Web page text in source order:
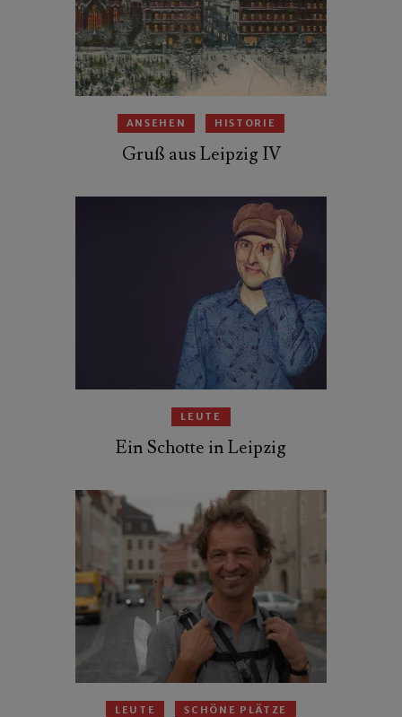
ANSEHEN HISTORIE
Gruß aus Leipzig IV
LEUTE
Ein Schotte in Leipzig
LEUTE SCHÖNE PLÄTZE